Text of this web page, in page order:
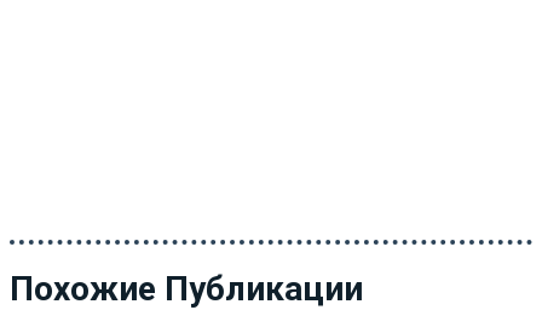
Похожие Публикации